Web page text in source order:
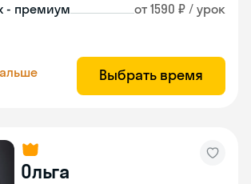
- премиум от 1590 ₽ / урок
Выбрать время
Ольга